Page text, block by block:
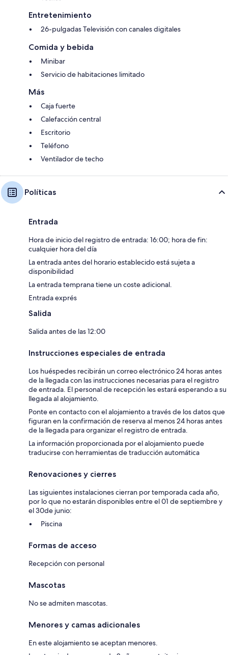
Entretenimiento
26-pulgadas Televisión con canales digitales
Comida y bebida
Minibar
Servicio de habitaciones limitado
Más
Caja fuerte
Calefacción central
Escritorio
Teléfono
Ventilador de techo
Políticas
Entrada
Hora de inicio del registro de entrada: 16:00; hora de fin:
cualquier hora del día
La entrada antes del horario establecido está sujeta a
disponibilidad
La entrada temprana tiene un coste adicional.
Entrada exprés
Salida
Salida antes de las 12:00
Instrucciones especiales de entrada
Los huéspedes recibirán un correo electrónico 24 horas antes
de la llegada con las instrucciones necesarias para el registro
de entrada. El personal de recepción les estará esperando a su
llegada al alojamiento.
Ponte en contacto con el alojamiento a través de los datos que
figuran en la confirmación de reserva al menos 24 horas antes
de la llegada para organizar el registro de entrada.
La información proporcionada por el alojamiento puede
traducirse con herramientas de traducción automática
Renovaciones y cierres
Las siguientes instalaciones cierran por temporada cada año,
por lo que no estarán disponibles entre el 01 de septiembre y
el 30de junio:
Piscina
Formas de acceso
Recepción con personal
Mascotas
No se admiten mascotas.
Menores y camas adicionales
En este alojamiento se aceptan menores.